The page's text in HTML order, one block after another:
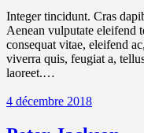
Integer tincidunt. Cras
Aenean vulputate eleifend
consequat vitae, eleifend
viverra quis, feugiat a,
laoreet.…
4 décembre 2018